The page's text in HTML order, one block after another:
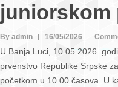
juniorskom
By admin 16/05/2026
U Banja Luci, 10.05.2026.
prvenstvo Republike Srpske
početkom u 10.00 časova. U